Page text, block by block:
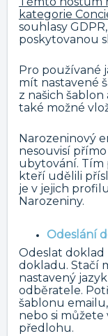
kategorie
souhlasy
poskytovanou
Pro používané
mít nastavené
z našich
také možné
Narozeninový
nesouvisí
ubytování. Tím
kteří udělili
je v jejich
Narozeniny.
Odeslání
Odeslat
dokladu. Stačí
nastavený
odběratele.
šablonu
nebo si
předlohu.